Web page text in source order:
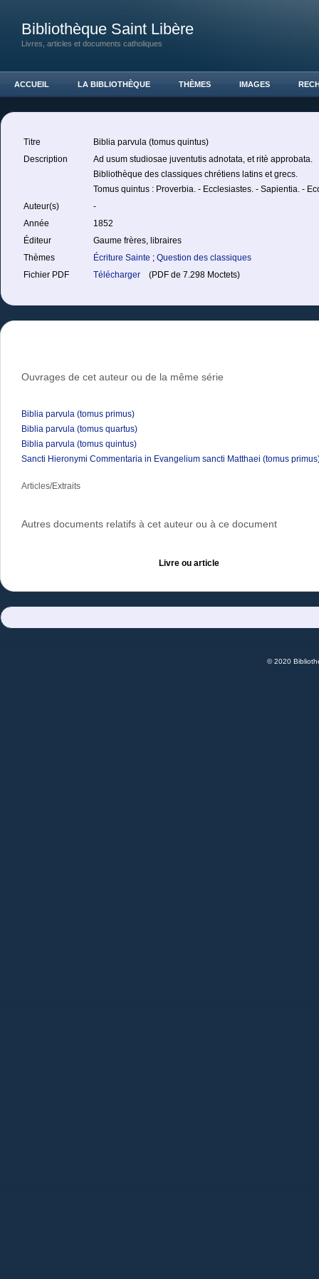
Bibliothèque Saint Libère
Livres, articles et documents catholiques
ACCUEIL LA BIBLIOTHÈQUE THÈMES IMAGES
Titre
Biblia parvula (tomus quintus)
Description
Ad usum studiosae juventutis adnotata, et ritè approbata.
Bibliothèque des classiques chrétiens latins et grecs.
Tomus quintus : Proverbia. - Ecclesiastes. - Sapientia. -
Auteur(s)
-
Année
1852
Éditeur
Gaume frères, libraires
Thèmes
Écriture Sainte ; Question des classiques
Fichier PDF
Télécharger (PDF de 7.298 Moctets)
Ouvrages de cet auteur ou de la même série
Biblia parvula (tomus primus)
Biblia parvula (tomus quartus)
Biblia parvula (tomus quintus)
Sancti Hieronymi Commentaria in Evangelium sancti Matthaei (tomus
Articles/Extraits
Autres documents relatifs à cet auteur ou à ce document
Livre ou article
© 2020